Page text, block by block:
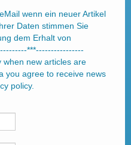
wenn ein neuer Artikel
Daten stimmen Sie
dem Erhalt von
***----------------
when new articles are
you agree to receive news
policy.